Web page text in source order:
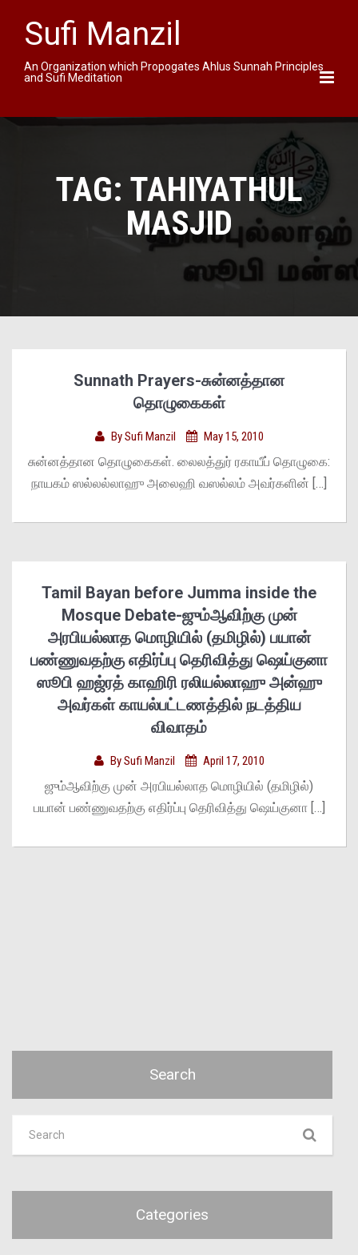
Sufi Manzil
An Organization which Propogates Ahlus Sunnah Principles
and Sufi Meditation
TAG: TAHIYATHUL
MASJID
Sunnath Prayers-சுன்னத்தான
தொழுகைகள்
BySufi Manzil May 15, 2010
சுன்னத்தான தொழுகைகள். லைலத்துர் ரகாயீப் தொழுகை:
நாயகம் ஸல்லல்லாஹு அலைஹி வஸல்லம் அவர்களின் […]
Tamil Bayan before Jumma inside the
Mosque Debate-ஜும்ஆவிற்கு முன்
அரபியல்லாத மொழியில் (தமிழில்) பயான்
பண்ணுவதற்கு எதிர்ப்பு தெரிவித்து ஷெய்குனா
ஸூபி ஹஜ்ரத் காஹிரி ரலியல்லாஹு அன்ஹு
அவர்கள் காயல்பட்டணத்தில் நடத்திய
விவாதம்
BySufi Manzil April 17, 2010
ஜும்ஆவிற்கு முன் அரபியல்லாத மொழியில் (தமிழில்)
பயான் பண்ணுவதற்கு எதிர்ப்பு தெரிவித்து ஷெய்குனா […]
Search
Categories